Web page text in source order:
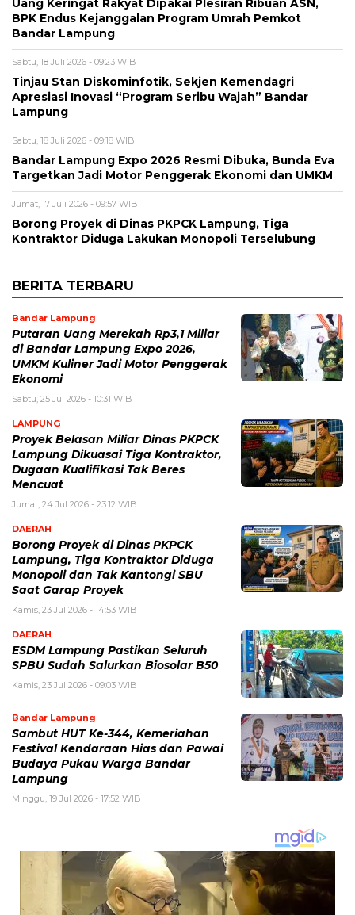
Uang Keringat Rakyat Dipakai Plesiran Ribuan ASN,
BPK Endus Kejanggalan Program Umrah Pemkot
Bandar Lampung
Sabtu, 18 Juli 2026 - 09:23 WIB
Tinjau Stan Diskominfotik, Sekjen Kemendagri
Apresiasi Inovasi “Program Seribu Wajah” Bandar
Lampung
Sabtu, 18 Juli 2026 - 09:18 WIB
Bandar Lampung Expo 2026 Resmi Dibuka, Bunda Eva
Targetkan Jadi Motor Penggerak Ekonomi dan UMKM
Jumat, 17 Juli 2026 - 09:57 WIB
Borong Proyek di Dinas PKPCK Lampung, Tiga
Kontraktor Diduga Lakukan Monopoli Terselubung
BERITA TERBARU
Bandar Lampung
Putaran Uang Merekah Rp3,1 Miliar
di Bandar Lampung Expo 2026,
UMKM Kuliner Jadi Motor Penggerak
Ekonomi
Sabtu, 25 Jul 2026 - 10:31 WIB
LAMPUNG
Proyek Belasan Miliar Dinas PKPCK
Lampung Dikuasai Tiga Kontraktor,
Dugaan Kualifikasi Tak Beres
Mencuat
Jumat, 24 Jul 2026 - 23:12 WIB
DAERAH
Borong Proyek di Dinas PKPCK
Lampung, Tiga Kontraktor Diduga
Monopoli dan Tak Kantongi SBU
Saat Garap Proyek
Kamis, 23 Jul 2026 - 14:53 WIB
DAERAH
ESDM Lampung Pastikan Seluruh
SPBU Sudah Salurkan Biosolar B50
Kamis, 23 Jul 2026 - 09:03 WIB
Bandar Lampung
Sambut HUT Ke-344, Kemeriahan
Festival Kendaraan Hias dan Pawai
Budaya Pukau Warga Bandar
Lampung
Minggu, 19 Jul 2026 - 17:52 WIB